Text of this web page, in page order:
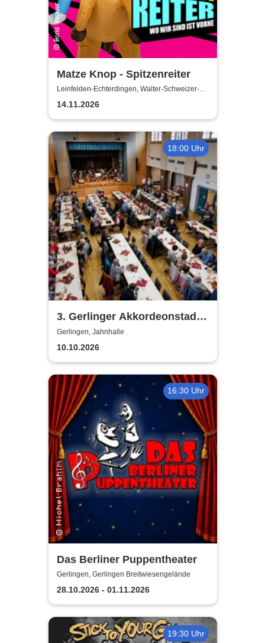
Matze Knop - Spitzenreiter
Leinfelden-Echterdingen, Walter-Schweizer-
Kulturforum Goldäcker
14.11.2026
18:00 Uhr
3. Gerlinger Akkordeonstadl -
in der Gerlinger Jahnhalle
Gerlingen, Jahnhalle
10.10.2026
16:30 Uhr
Das Berliner Puppentheater
Gerlingen, Gerlingen Breitwiesengelände
28.10.2026 - 01.11.2026
19:30 Uhr